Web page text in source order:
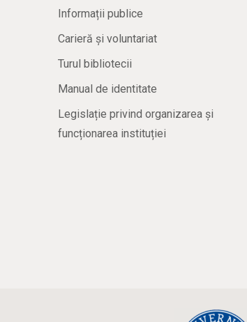
Informații publice
Carieră și voluntariat
Turul bibliotecii
Manual de identitate
Legislație privind organizarea și
funcționarea instituției